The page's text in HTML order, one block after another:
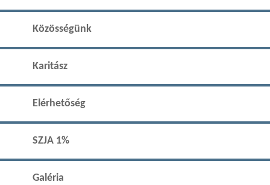
Közösségünk
Karitász
Elérhetőség
SZJA 1%
Galéria